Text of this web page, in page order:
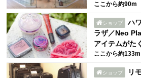
ここから約90m
ショップ
ハ
ラザ／Neo
アイテムがた
ここから約133m
ショップ
リ